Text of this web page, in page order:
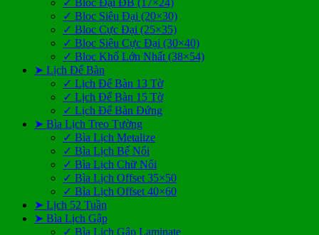
✓ Bloc Đại ĐB (17×24)
✓ Bloc Siêu Đại (20×30)
✓ Bloc Cực Đại (25×35)
✓ Bloc Siêu Cực Đại (30×40)
✓ Bloc Khổ Lớn Nhất (38×54)
➤ Lịch Để Bàn
✓ Lịch Để Bàn 13 Tờ
✓ Lịch Để Bàn 15 Tờ
✓ Lịch Để Bàn Đứng
➤ Bìa Lịch Treo Tường
✓ Bìa Lịch Metalize
✓ Bìa Lịch Bế Nổi
✓ Bìa Lịch Chữ Nổi
✓ Bìa Lịch Offset 35×50
✓ Bìa Lịch Offset 40×60
➤ Lịch 52 Tuần
➤ Bìa Lịch Gập
✓ Bìa Lịch Gập Laminate